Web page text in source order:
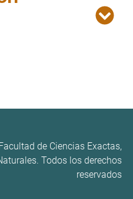
de Ciencias Exactas,
Todos los derechos
reservados